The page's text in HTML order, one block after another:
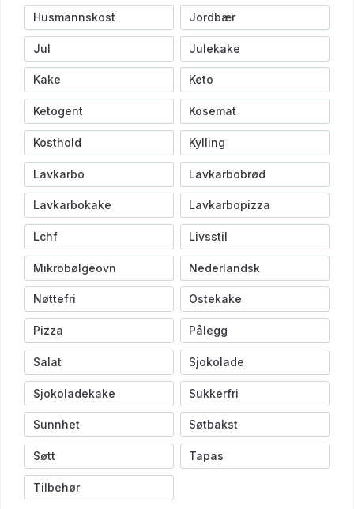
Husmannskost Jordbær
Jul Julekake
Kake Keto
Ketogent Kosemat
Kosthold Kylling
Lavkarbo Lavkarbobrød
Lavkarbokake Lavkarbopizza
Lchf Livsstil
Mikrobølgeovn Nederlandsk
Nøttefri Ostekake
Pizza Pålegg
Salat Sjokolade
Sjokoladekake Sukkerfri
Sunnhet Søtbakst
Søtt Tapas
Tilbehør